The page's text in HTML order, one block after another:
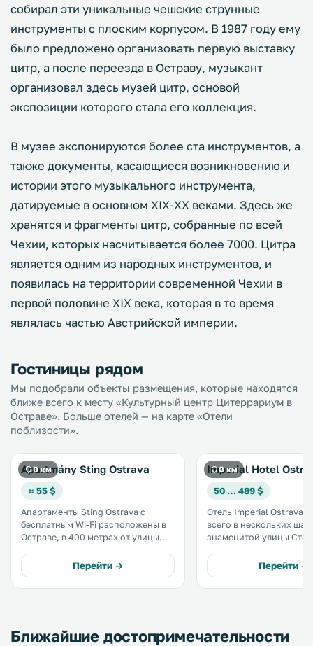
собирал эти уникальные чешские струнные
инструменты с плоским корпусом. В 1987 году ему
было предложено организовать первую выставку
цитр, а после переезда в Остраву, музыкант
организовал здесь музей цитр, основой
экспозиции которого стала его коллекция.
В музее экспонируются более ста инструментов, а
также документы, касающиеся возникновению и
истории этого музыкального инструмента,
датируемые в основном XIX-XX веками. Здесь же
хранятся и фрагменты цитр, собранные по всей
Чехии, которых насчитывается более 7000. Цитра
является одним из народных инструментов, и
появилась на территории современной Чехии в
первой половине XIX века, которая в то время
являлась частью Австрийской империи.
Гостиницы рядом
Мы подобрали объекты размещения, которые находятся
ближе всего к месту «Культурный центр Цитеррариум в
Остраве». Больше отелей — на карте «Отели
поблизости».
0 км
Apartmány Sting Ostrava
≈ 55 $
Апартаменты Sting Ostrava с
бесплатным Wi-Fi расположены в
Остраве, в 400 метрах от улицы
национального культурного
памятника «Нижняя область
Витковице». .
Перейти →
0 км
Imperial Hotel
50 … 489 $
Отель Imperial Ostrava
всего в нескольких
знаменитой улицы
пешеходной зоны. К услугам
гостей 2 ресторана,
сауна и бассейн с
Перейти →
Ближайшие достопримечательности